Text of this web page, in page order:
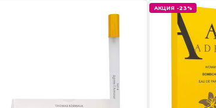
АКЦИЯ -23%